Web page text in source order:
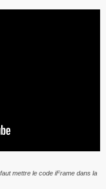
mettre le code iFrame dans la